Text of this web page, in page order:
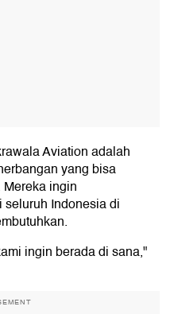
Aviation adalah
yang bisa
ingin
Indonesia di
ingin berada di sana,"